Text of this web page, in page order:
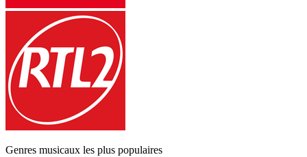
Genres musicaux les plus populaires